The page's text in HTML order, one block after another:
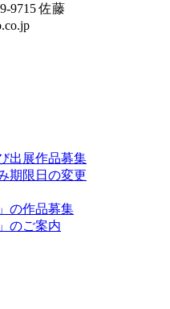
9715 佐藤
出展作品募集
期限日の変更
の作品募集
のご案内